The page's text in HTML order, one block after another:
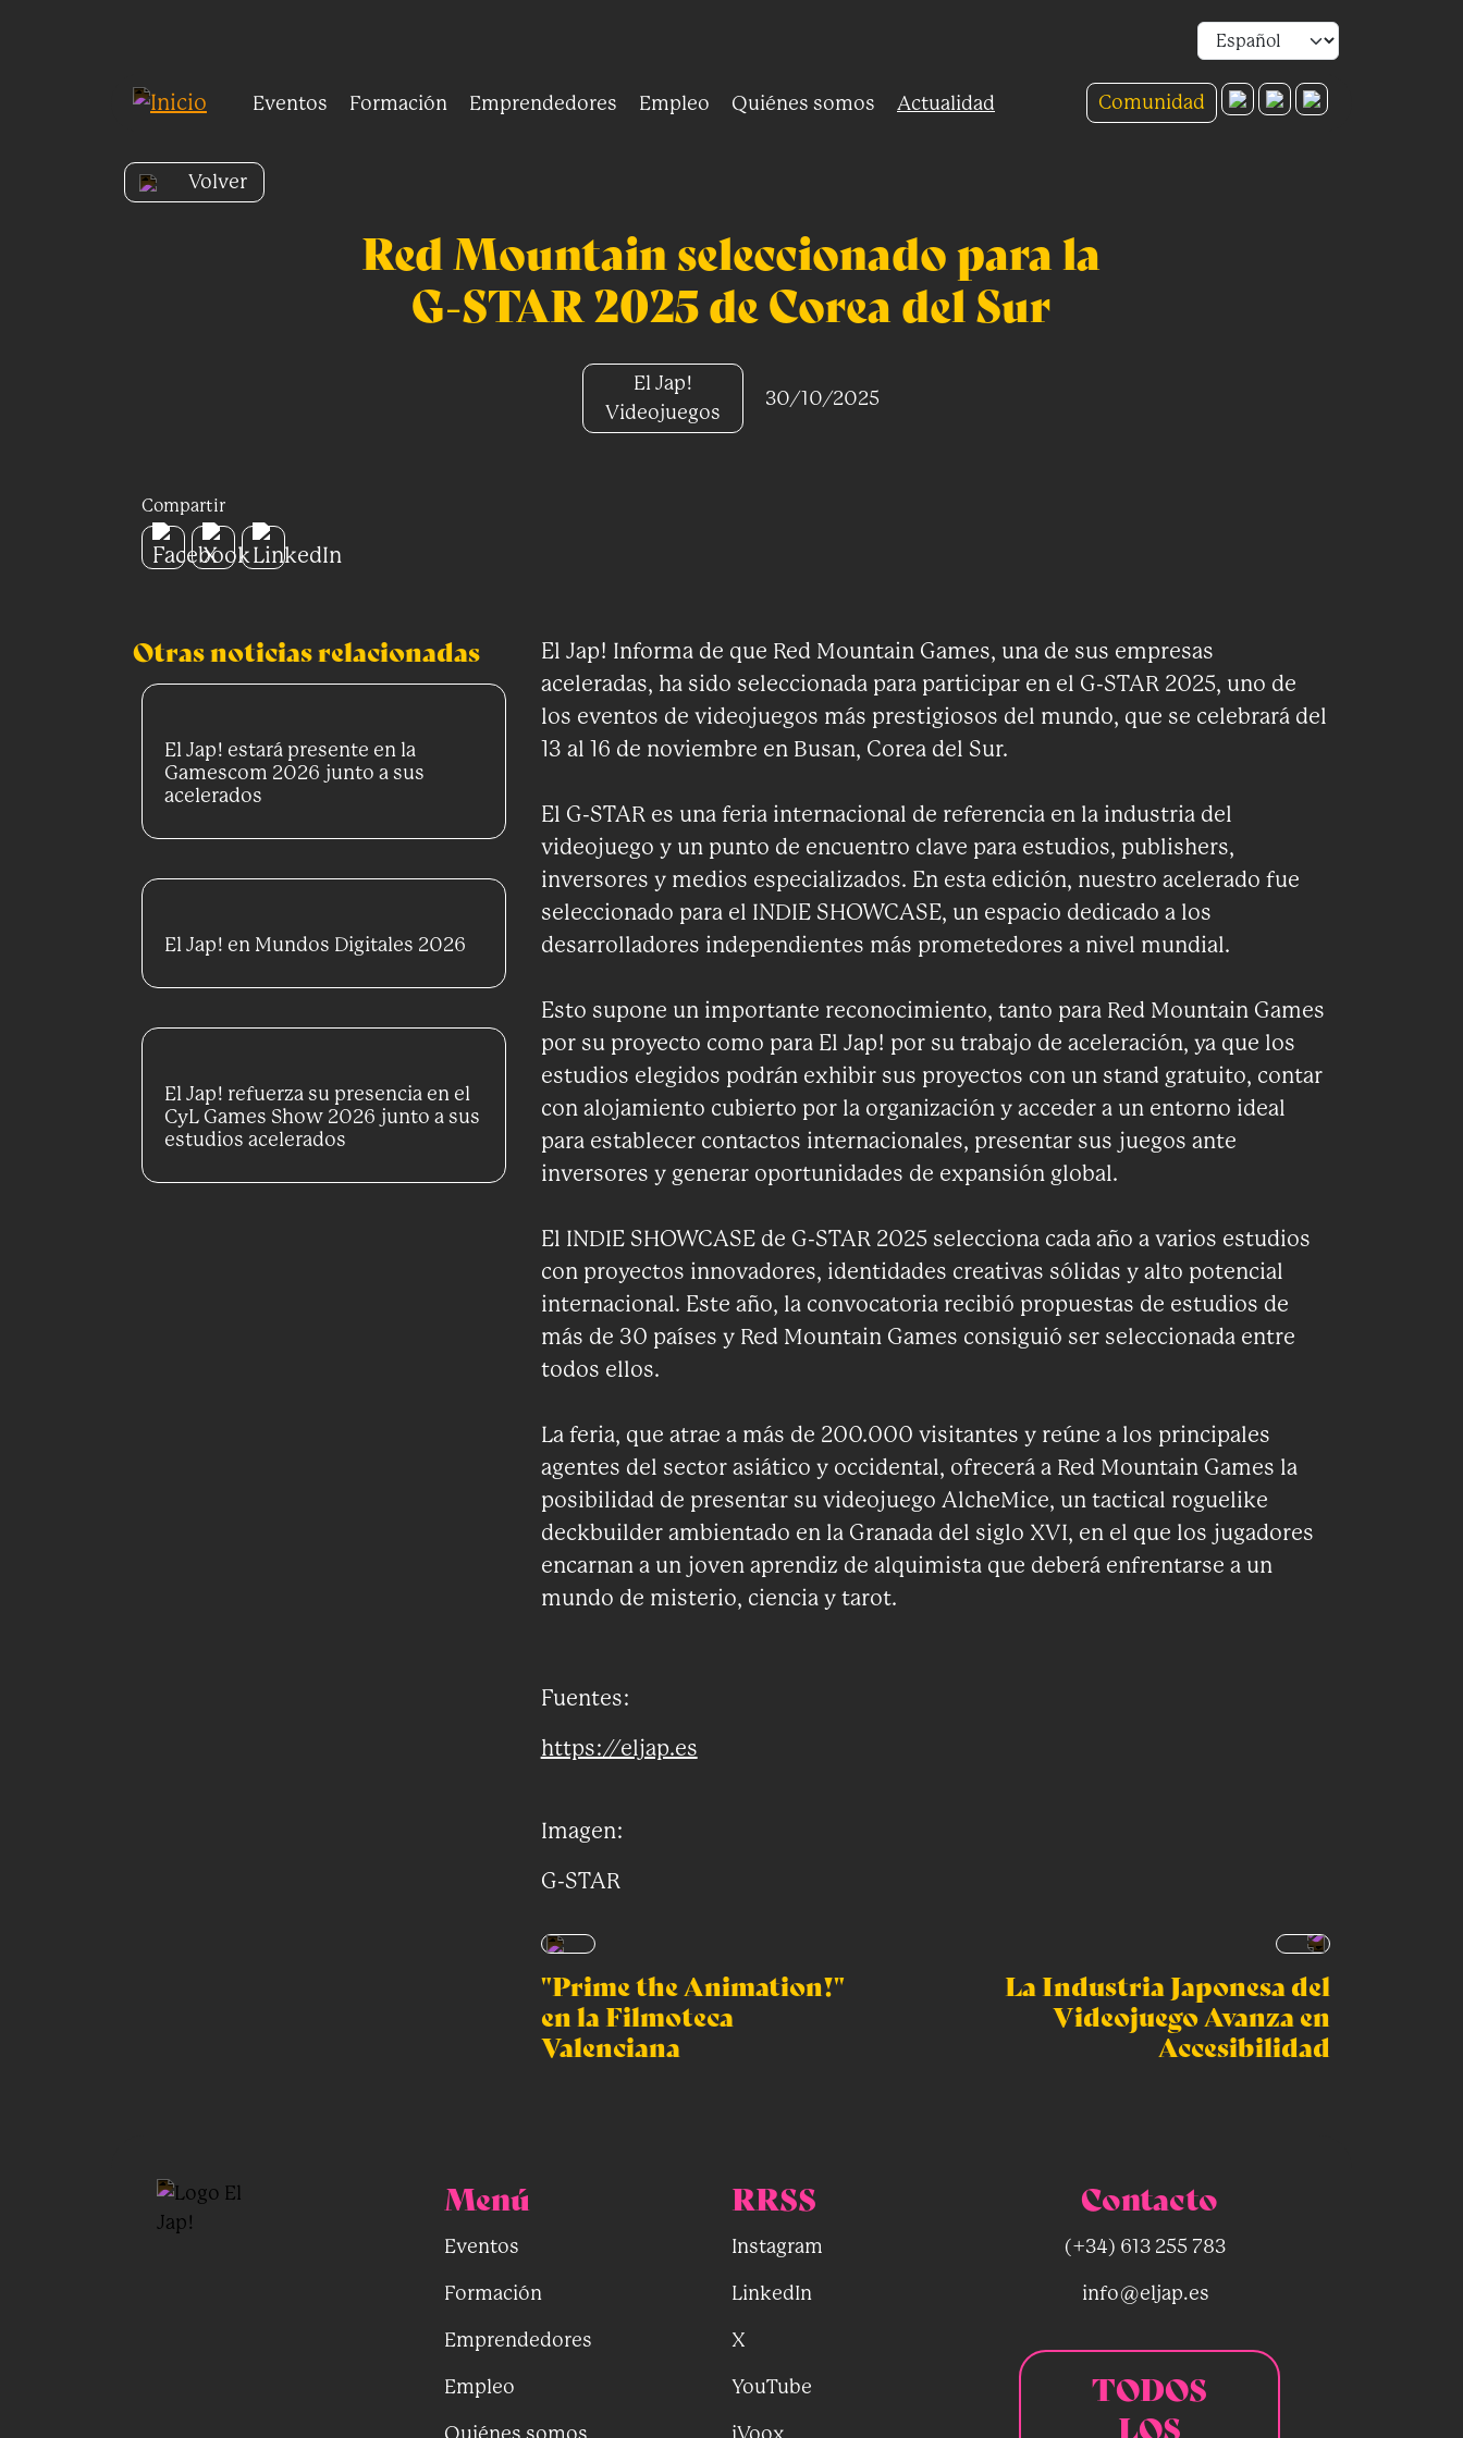
Eventos Formación Emprendedores Empleo Quiénes somos Actualidad Comunidad
Volver
Red Mountain seleccionado para la
G-STAR 2025 de Corea del Sur
El Jap!
Videojuegos
30/10/2025
Compartir
Otras noticias relacionadas
El Jap! estará presente en la
Gamescom 2026 junto a sus
acelerados
El Jap! en Mundos Digitales 2026
El Jap! refuerza su presencia en el
CyL Games Show 2026 junto a sus
estudios acelerados
El Jap! Informa de que Red Mountain Games, una de sus empresas
aceleradas, ha sido seleccionada para participar en el G-STAR 2025, uno de
los eventos de videojuegos más prestigiosos del mundo, que se celebrará del
13 al 16 de noviembre en Busan, Corea del Sur.
El G-STAR es una feria internacional de referencia en la industria del
videojuego y un punto de encuentro clave para estudios, publishers,
inversores y medios especializados. En esta edición, nuestro acelerado fue
seleccionado para el INDIE SHOWCASE, un espacio dedicado a los
desarrolladores independientes más prometedores a nivel mundial.
Esto supone un importante reconocimiento, tanto para Red Mountain Games
por su proyecto como para El Jap! por su trabajo de aceleración, ya que los
estudios elegidos podrán exhibir sus proyectos con un stand gratuito, contar
con alojamiento cubierto por la organización y acceder a un entorno ideal
para establecer contactos internacionales, presentar sus juegos ante
inversores y generar oportunidades de expansión global.
El INDIE SHOWCASE de G-STAR 2025 selecciona cada año a varios estudios
con proyectos innovadores, identidades creativas sólidas y alto potencial
internacional. Este año, la convocatoria recibió propuestas de estudios de
más de 30 países y Red Mountain Games consiguió ser seleccionada entre
todos ellos.
La feria, que atrae a más de 200.000 visitantes y reúne a los principales
agentes del sector asiático y occidental, ofrecerá a Red Mountain Games la
posibilidad de presentar su videojuego AlcheMice, un tactical roguelike
deckbuilder ambientado en la Granada del siglo XVI, en el que los jugadores
encarnan a un joven aprendiz de alquimista que deberá enfrentarse a un
mundo de misterio, ciencia y tarot.
Fuentes:
https://eljap.es
Imagen:
G-STAR
"Prime the Animation!"
en la Filmoteca
Valenciana
La Industria Japonesa del
Videojuego Avanza en
Accesibilidad
Menú
Eventos
Formación
Emprendedores
Empleo
Quiénes somos
RRSS
Instagram
LinkedIn
X
YouTube
iVoox
Contacto
(+34) 613 255 783
info@eljap.es
TODOS
LOS